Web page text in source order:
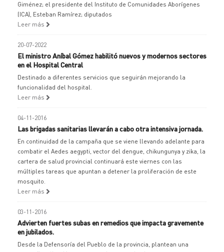
Giménez; el presidente del Instituto de Comunidades Aborígenes
(ICA), Esteban Ramírez; diputados
Leer más
20-07-2022
El ministro Aníbal Gómez habilitó nuevos y modernos sectores
en el Hospital Central
Destinado a diferentes servicios que seguirán mejorando la
funcionalidad del hospital.
Leer más
04-11-2016
Las brigadas sanitarias llevarán a cabo otra intensiva jornada.
En continuidad de la campaña que se viene llevando adelante para
combatir el Aedes aegypti, vector del dengue, chikungunya y zika, la
cartera de salud provincial continuará este viernes con las
múltiples tareas que apuntan a detener la proliferación de este
mosquito.
Leer más
03-11-2016
Advierten fuertes subas en remedios que impacta gravemente
en jubilados.
Desde la Defensoría del Pueblo de la provincia, plantean una